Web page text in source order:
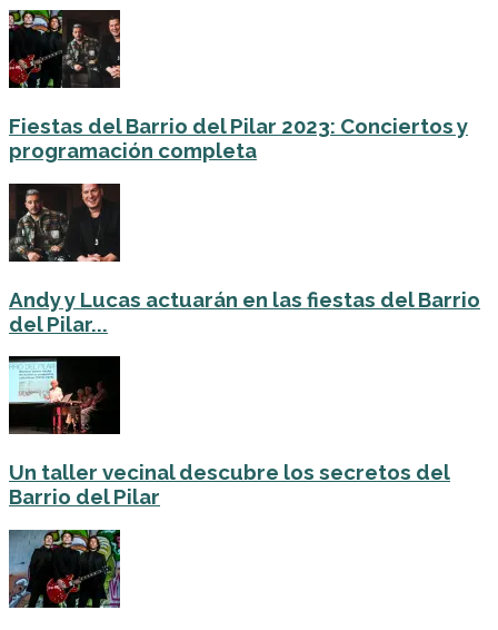
Fiestas del Barrio del Pilar 2023: Conciertos y
programación completa
Andy y Lucas actuarán en las fiestas del Barrio
del Pilar...
Un taller vecinal descubre los secretos del
Barrio del Pilar